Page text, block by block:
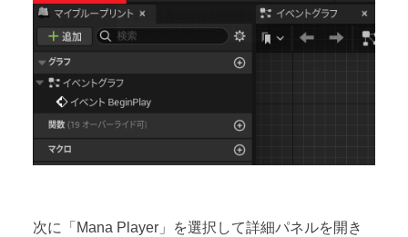
次に「Mana Player」を選択して詳細パネルを開き